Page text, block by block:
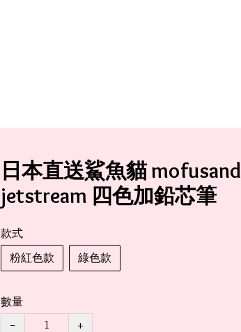
日本直送鯊魚貓 mofusand
jetstream 四色加鉛芯筆
款式
粉紅色款
綠色款
數量
−
+